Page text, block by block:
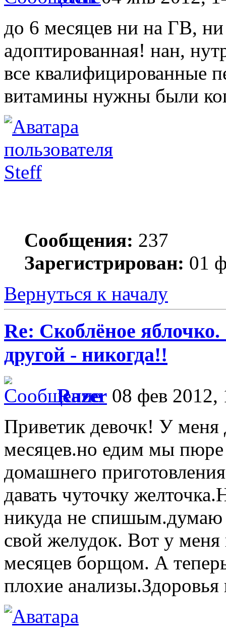
до 6 месяцев ни на ГВ,
адоптированная! нан,
все квалифицированные
витамины нужны были
Steff
Сообщения: 237
Зарегистрирован: 01
Вернуться к началу
Re: Скоблёное
другой - никогда!!
Razer 08 фев 2012,
Приветик девочк! У меня
месяцев.но едим мы
домашнего
давать чуточку
никуда не спишым.думаю
свой желудок. Вот у
месяцев борщом. А
плохие